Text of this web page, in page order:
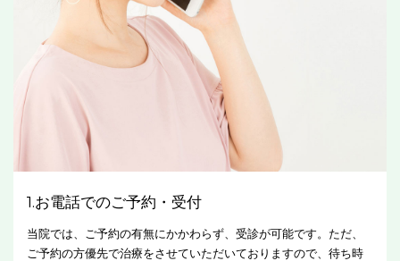
1.お電話でのご予約・受付
当院では、ご予約の有無にかかわらず、受診が可能です。ただ、
ご予約の方優先で治療をさせていただいておりますので、待ち時